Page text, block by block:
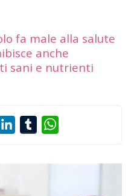
fa male alla salute
anche
sani e nutrienti
PinterestLinkedInTumblr